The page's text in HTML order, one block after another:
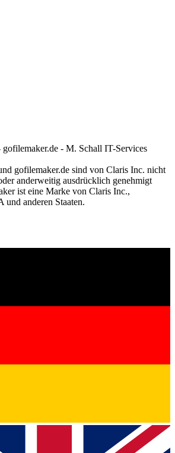
- M. Schall IT-Services
gofilemaker.de sind von Claris Inc. nicht
anderweitig ausdrücklich genehmigt
ist eine Marke von Claris Inc.,
und anderen Staaten.